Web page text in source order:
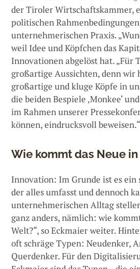
der Tiroler Wirtschaftskammer,
politischen
unternehmerischen Praxis.
weil Idee und Köpfchen das
Innovationen abgelöst hat. „Für
großartige Aussichten, denn wir
großartige und kluge Köpfe in
die beiden Bespiele ‚Monkee‘
im Rahmen unserer
können, eindrucksvoll beweisen.“
Wie kommt das Neue
Innovation: Im Grunde ist es
der alles umfasst und dennoch
unternehmerischen Alltag
ganz anders, nämlich: wie
Welt?“, so Eckmaier weiter.
oft schräge Typen: Neudenker,
Querdenker. Für den